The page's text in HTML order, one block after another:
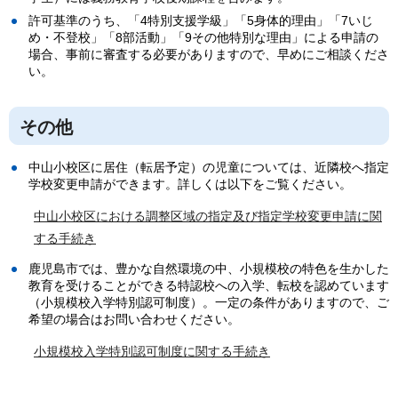
許可基準のうち、「4特別支援学級」「5身体的理由」「7いじ
め・不登校」「8部活動」「9その他特別な理由」による申請の
場合、事前に審査する必要がありますので、早めにご相談くださ
い。
その他
中山小校区に居住（転居予定）の児童については、近隣校へ指定
学校変更申請ができます。詳しくは以下をご覧ください。
中山小校区における調整区域の指定及び指定学校変更申請に関
する手続き
鹿児島市では、豊かな自然環境の中、小規模校の特色を生かした
教育を受けることができる特認校への入学、転校を認めています
（小規模校入学特別認可制度）。一定の条件がありますので、ご
希望の場合はお問い合わせください。
小規模校入学特別認可制度に関する手続き